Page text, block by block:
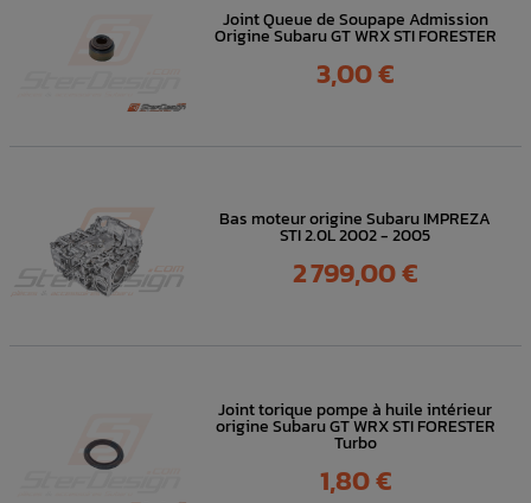
Joint Queue de Soupape Admission
Origine Subaru GT WRX STI FORESTER
Prix
3,00 €
Bas moteur origine Subaru IMPREZA
STI 2.0L 2002 - 2005
Prix
2 799,00 €
Joint torique pompe à huile intérieur
origine Subaru GT WRX STI FORESTER
Turbo
Prix
1,80 €